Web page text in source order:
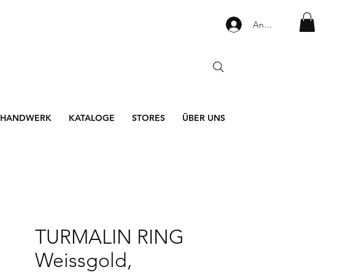
Anmelden
HANDWERK KATALOGE STORES ÜBER UNS
TURMALIN RING
Weissgold,